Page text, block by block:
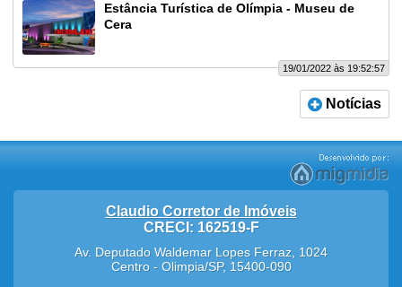
Estância Turística de Olímpia - Museu de
Cera
19/01/2022 às 19:52:57
Notícias
Claudio Corretor de Imóveis
CRECI: 162519-F
Av. Deputado Waldemar Lopes Ferraz, 1024
Centro- Olimpia/SP, 15400-090